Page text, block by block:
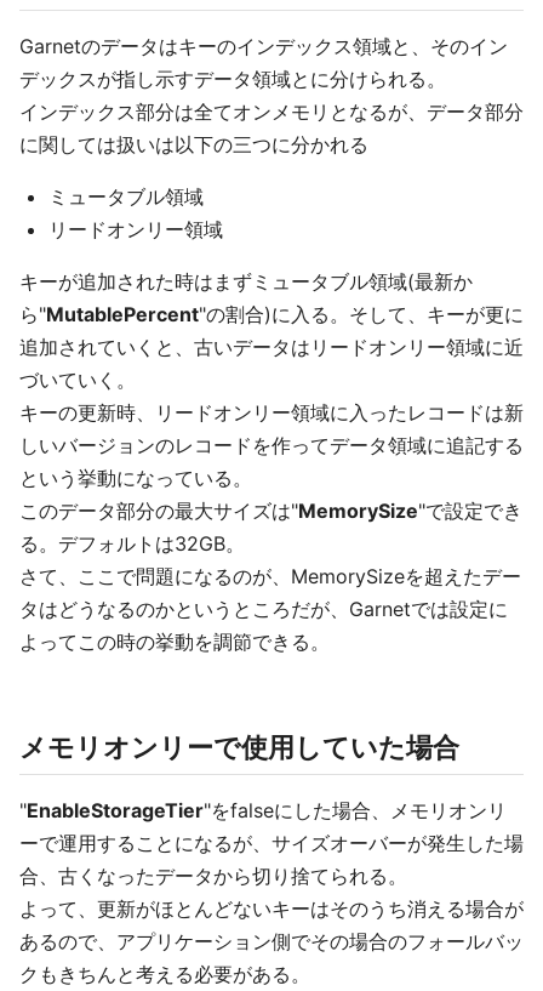
Garnetのデータはキーのインデックス領域と、そのイン
デックスが指し示すデータ領域とに分けられる。
インデックス部分は全てオンメモリとなるが、データ部分
に関しては扱いは以下の三つに分かれる
ミュータブル領域
リードオンリー領域
キーが追加された時はまずミュータブル領域(最新か
ら"MutablePercent"の割合)に入る。そして、キーが更に
追加されていくと、古いデータはリードオンリー領域に近
づいていく。
キーの更新時、リードオンリー領域に入ったレコードは新
しいバージョンのレコードを作ってデータ領域に追記する
という挙動になっている。
このデータ部分の最大サイズは"MemorySize"で設定でき
る。デフォルトは32GB。
さて、ここで問題になるのが、MemorySizeを超えたデー
タはどうなるのかというところだが、Garnetでは設定に
よってこの時の挙動を調節できる。
メモリオンリーで使用していた場合
"EnableStorageTier"をfalseにした場合、メモリオンリ
ーで運用することになるが、サイズオーバーが発生した場
合、古くなったデータから切り捨てられる。
よって、更新がほとんどないキーはそのうち消える場合が
あるので、アプリケーション側でその場合のフォールバッ
クもきちんと考える必要がある。